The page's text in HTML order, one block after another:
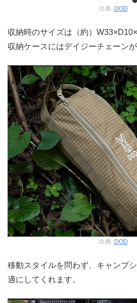
出典: DOD
収納時のサイズは（約）
収納ケースにはデイジーチェーン
出典: DOD
移動スタイルを問わず、キャンプ
適にしてくれます。